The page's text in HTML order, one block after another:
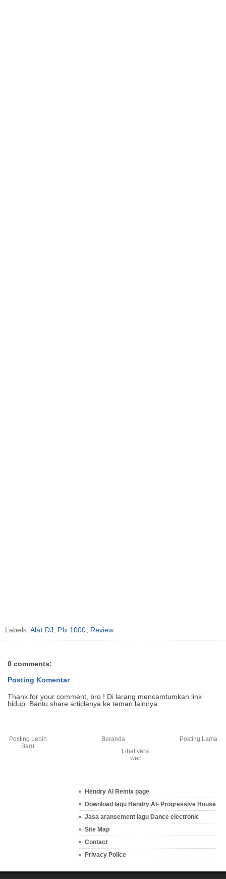
Labels:Alat DJ Plx 1000 Review
0 comments:
Posting Komentar
Thank for your comment, bro ! Di larang mencamtumkan link
hidup. Bantu share articlenya ke teman lainnya.
Posting Lebih
Baru
Posting Lama
Beranda
Lihat versi
web
Hendry Al Remix page
Download lagu Hendry Al- Progressive House
Jasa aransement lagu Dance electronic
Site Map
Contact
Privacy Police